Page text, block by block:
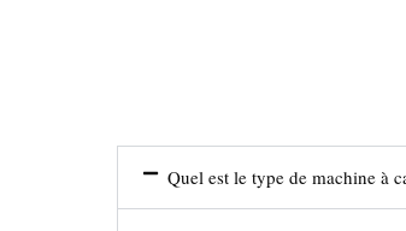
Quel est le type de machine à